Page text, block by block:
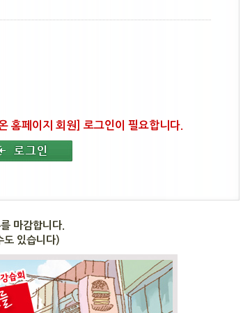
홈페이지 회원] 로그인이 필요합니다.
마감합니다.
도 있습니다)